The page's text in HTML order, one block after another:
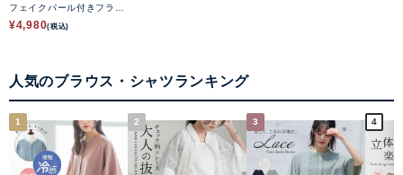
フェイクパール付きフラワ
ージャカードブラウス
¥4,980(税込)
人気のブラウス・シャツランキング
1 2 3 4